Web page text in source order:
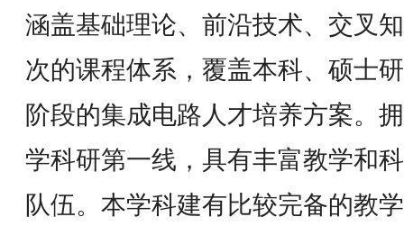
涵盖基础理论、前沿技术、交叉
次的课程体系，覆盖本科、硕士
阶段的集成电路人才培养方案。
学科研第一线，具有丰富教学和
队伍。本学科建有比较完备的教